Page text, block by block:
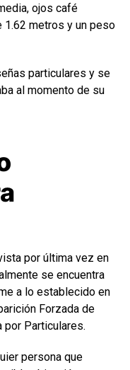
ojos café
1.62 metros y un peso
particulares y se
al momento de su
por última vez en
se encuentra
a lo establecido en
Forzada de
por Particulares.
persona que